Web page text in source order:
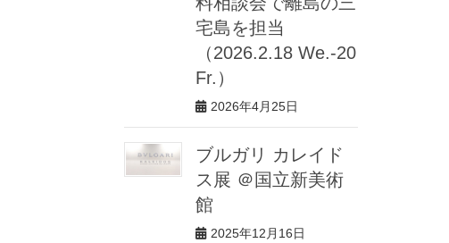
宅島を担当
（2026.2.18 We.-20
Fr.）
2026年4月25日
ブルガリ カレイド
ス展 ＠国立新美術
館
2025年12月16日